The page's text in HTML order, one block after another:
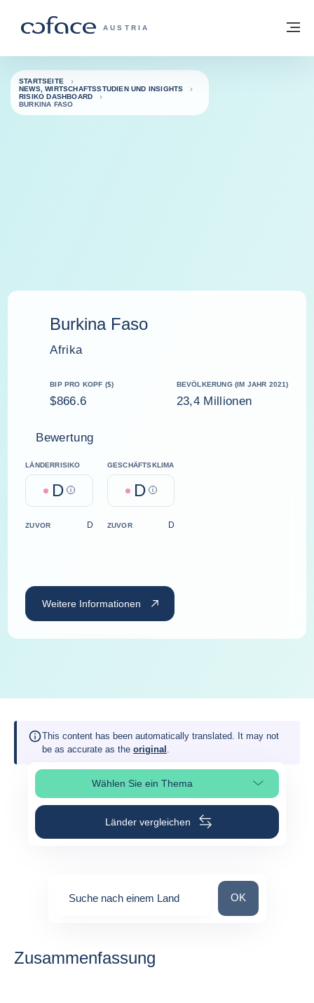
COFACE FOR TRADE - WEBSEITE DER
AUSTRIA
Zurück zur Startseite
STARTSEITE
NEWS, WIRTSCHAFTSSTUDIEN UND INSIGHTS
RISIKO DASHBOARD
BURKINA FASO
Burkina Faso
Afrika
BIP PRO KOPF ($)
$866.6
BEVÖLKERUNG (IM JAHR 2021)
23,4 Millionen
Bewertung
LÄNDERRISIKO
D Help
GESCHÄFTSKLIMA
D Help
ZUVOR D ZUVOR D
Weitere Informationen
This content has been automatically translated. It may not
be as accurate as the original .
Wählen Sie ein ThemaSeitenabschnitt auswählen
Länder vergleichen
Suche nach einem Land Suche nach
OK
Zusammenfassung